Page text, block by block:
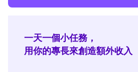
一天一個小任務，
用你的專長來創造額外收入